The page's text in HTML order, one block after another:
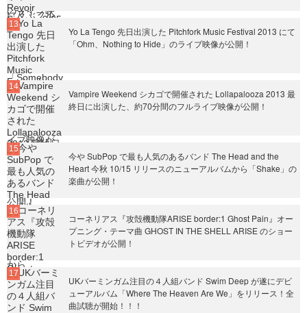
Yo La Tengo 先日出演した Pitchfork Music Festival 2013 にて
「Ohm、Nothing to Hide」のライブ映像が公開！
Vampire Weekend シカゴで開催された Lollapalooza 2013 最
終日に出演した、約70分間のフルライブ映像が公開！
今や SubPop で最も人気のあるバンド The Head and the
Heart 今秋 10/15 リリースのニューアルバムから「Shake」の
楽曲が公開！
コーネリアス『攻殻機動隊ARISE border:1 Ghost Pain』オー
プニング・テーマ曲 GHOST IN THE SHELL ARISE のショー
トビデオが公開！
UKバーミンガム注目の４人組バンド Swim Deep が遂にデビ
ューアルバム「Where The Heaven Are We」をリリース！全
曲試聴が開始！！！